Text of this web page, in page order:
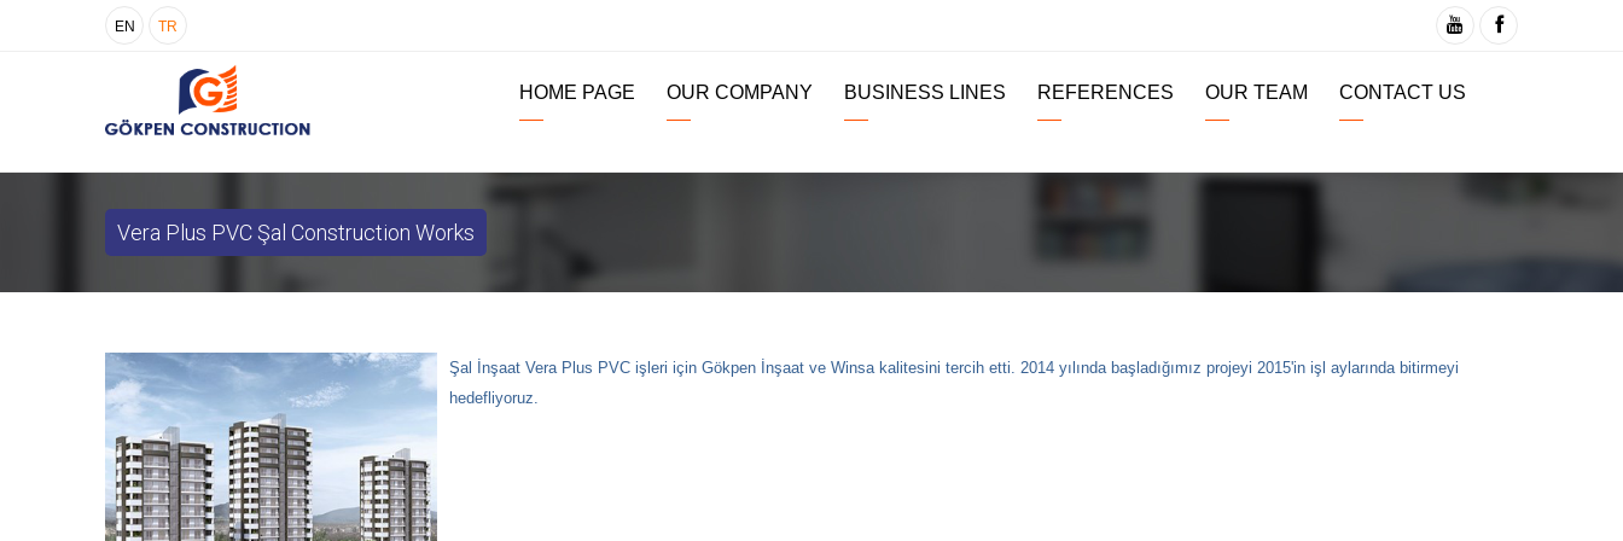
EN TR
HOME PAGE OUR COMPANY BUSINESS LINES REFERENCES OUR TEAM CONTACT US
Vera Plus PVC Şal Construction Works
Şal İnşaat Vera Plus PVC işleri için Gökpen İnşaat ve Winsa kalitesini tercih etti. 2014 yılında başladığımız projeyi 2015'in işl aylarında bitirmeyi
hedefliyoruz.